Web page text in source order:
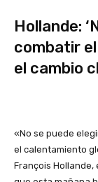
Hollande:
combatir
el cambio
«No se puede
el calentamiento
François Hollande,